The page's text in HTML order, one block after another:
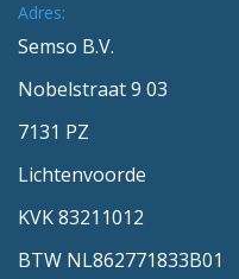
Adres:
Semso B.V.
Nobelstraat 9 03
7131 PZ
Lichtenvoorde
KVK 83211012
BTW NL862771833B01